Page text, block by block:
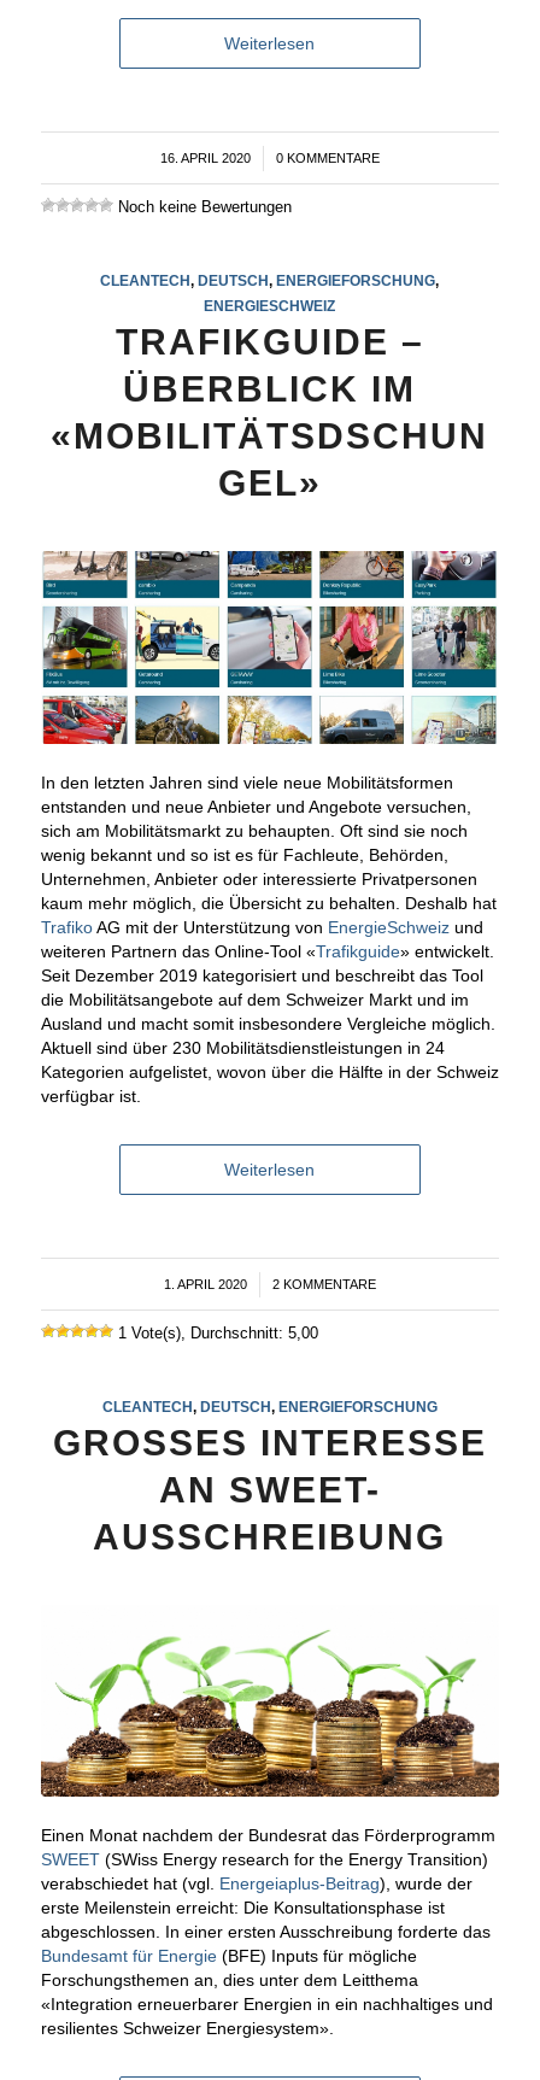
Weiterlesen
16. APRIL 2020
/ 0 KOMMENTARE
Noch keine Bewertungen
CLEANTECH,DEUTSCH,ENERGIEFORSCHUNG,
ENERGIESCHWEIZ
TRAFIKGUIDE –
ÜBERBLICK IM
«MOBILITÄTSDSCHUN
GEL»
In den letzten Jahren sind viele neue Mobilitätsformen
entstanden und neue Anbieter und Angebote versuchen,
sich am Mobilitätsmarkt zu behaupten. Oft sind sie noch
wenig bekannt und so ist es für Fachleute, Behörden,
Unternehmen, Anbieter oder interessierte Privatpersonen
kaum mehr möglich, die Übersicht zu behalten. Deshalb hat
TrafikoAG mit der Unterstützung von EnergieSchweizund
weiteren Partnern das Online-Tool «Trafikguide» entwickelt.
Seit Dezember 2019 kategorisiert und beschreibt das Tool
die Mobilitätsangebote auf dem Schweizer Markt und im
Ausland und macht somit insbesondere Vergleiche möglich.
Aktuell sind über 230 Mobilitätsdienstleistungen in 24
Kategorien aufgelistet, wovon über die Hälfte in der Schweiz
verfügbar ist.
Weiterlesen
1. APRIL 2020
/ 2 KOMMENTARE
1 Vote(s), Durchschnitt: 5,00
CLEANTECH DEUTSCH ENERGIEFORSCHUNG
GROSSES INTERESSE
AN SWEET-
AUSSCHREIBUNG
Einen Monat nachdem der Bundesrat das Förderprogramm
SWEET(SWiss Energy research for the Energy Transition)
verabschiedet hat (vgl. Energeiaplus-Beitrag), wurde der
erste Meilenstein erreicht: Die Konsultationsphase ist
abgeschlossen. In einer ersten Ausschreibung forderte das
Bundesamt für Energie(BFE) Inputs für mögliche
Forschungsthemen an, dies unter dem Leitthema
«Integration erneuerbarer Energien in ein nachhaltiges und
resilientes Schweizer Energiesystem».